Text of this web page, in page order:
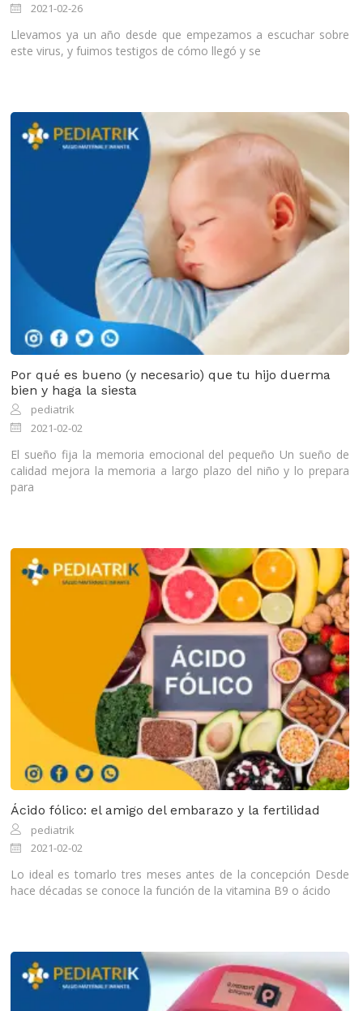
2021-02-26
Llevamos ya un año desde que empezamos a escuchar sobre
este virus, y fuimos testigos de cómo llegó y se
Por qué es bueno (y necesario) que tu hijo duerma
bien y haga la siesta
pediatrik
2021-02-02
El sueño fija la memoria emocional del pequeño Un sueño de
calidad mejora la memoria a largo plazo del niño y lo prepara
para
Ácido fólico: el amigo del embarazo y la fertilidad
pediatrik
2021-02-02
Lo ideal es tomarlo tres meses antes de la concepción Desde
hace décadas se conoce la función de la vitamina B9 o ácido